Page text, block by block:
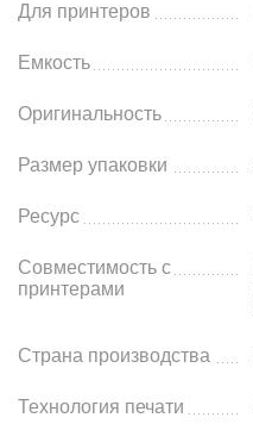
Для принтеров
Емкость
Оригинальность
Размер упаковки
Ресурс
Совместимость с
принтерами
Страна производства
Технология печати